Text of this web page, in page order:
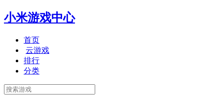
小米游戏中心
首页
云游戏
排行
分类